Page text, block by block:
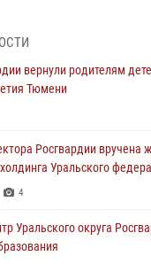
событий на Урале
вернули родителям
Тюмени
Росгвардии вручена
Уральского
4
Уральского округа